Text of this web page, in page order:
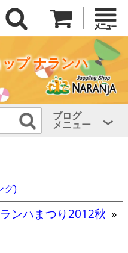
プ ナランハ
ブログ
メニュー
グ)
ンハまつり2012秋 »